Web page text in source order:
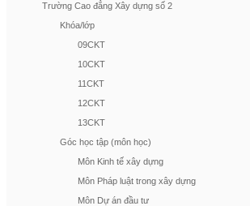
Trường Cao đẳng Xây dựng số 2
Khóa/lớp
09CKT
10CKT
11CKT
12CKT
13CKT
Góc học tập (môn học)
Môn Kinh tế xây dựng
Môn Pháp luật trong xây dựng
Môn Dự án đầu tư